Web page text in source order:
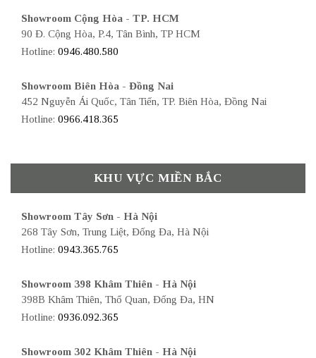
Showroom Cộng Hòa - TP. HCM
90 Đ. Cộng Hòa, P.4, Tân Bình, TP HCM
Hotline: 0946.480.580
Showroom Biên Hòa - Đồng Nai
452 Nguyễn Ái Quốc, Tân Tiến, TP. Biên Hòa, Đồng Nai
Hotline: 0966.418.365
KHU VỰC MIỀN BẮC
Showroom Tây Sơn - Hà Nội
268 Tây Sơn, Trung Liệt, Đống Đa, Hà Nội
Hotline: 0943.365.765
Showroom 398 Khâm Thiên - Hà Nội
398B Khâm Thiên, Thổ Quan, Đống Đa, HN
Hotline: 0936.092.365
Showroom 302 Khâm Thiên - Hà Nội